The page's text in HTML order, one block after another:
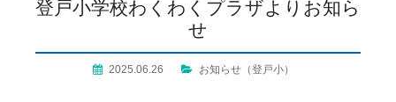
登戸小学校わくわくプラザよりお知ら
せ
2025.06.26 お知らせ（登戸小）